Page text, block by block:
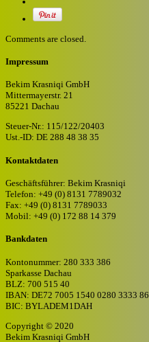
Comments are closed.
Impressum
Bekim Krasniqi GmbH
Mittermayerstr. 21
85221 Dachau
Steuer-Nr.: 115/122/20403
Ust.-ID: DE 288 48 38 35
Kontaktdaten
Geschäftsführer: Bekim Krasniqi
Telefon: +49 (0) 8131 7789032
Fax: +49 (0) 8131 7789033
Mobil: +49 (0) 172 88 14 379
Bankdaten
Kontonummer: 280 333 386
Sparkasse Dachau
BLZ: 700 515 40
IBAN: DE72 7005 1540 0280 3333 86
BIC: BYLADEM1DAH
Copyright © 2020
Bekim Krasniqi GmbH